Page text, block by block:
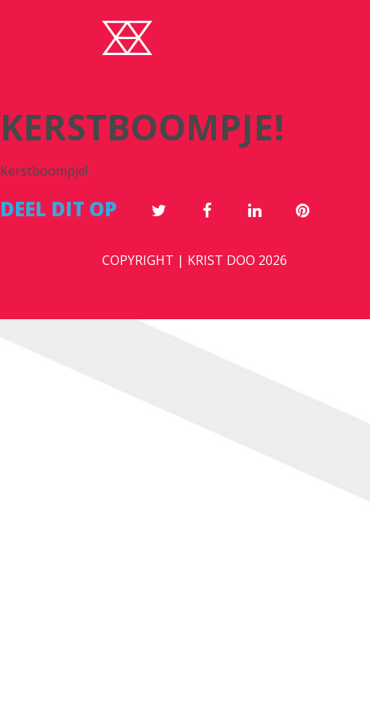
KERSTBOOMPJE!
Kerstboompje!
DEEL DIT OP
COPYRIGHT | KRIST DOO 2026